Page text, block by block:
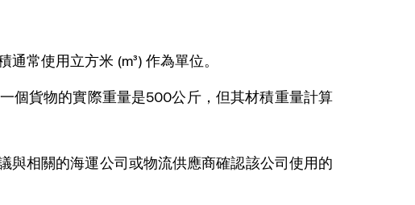
常使用立方米 (m³) 作為單位。
個貨物的實際重量是500公斤，但其材積重量計算
與相關的海運公司或物流供應商確認該公司使用的